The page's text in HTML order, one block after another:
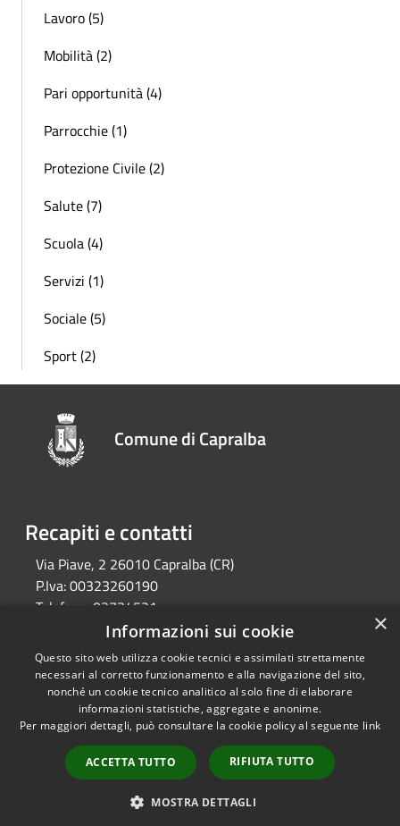
Lavoro (5)
Mobilità (2)
Pari opportunità (4)
Parrocchie (1)
Protezione Civile (2)
Salute (7)
Scuola (4)
Servizi (1)
Sociale (5)
Sport (2)
Comune di Capralba
Recapiti e contatti
Via Piave, 2 26010 Capralba (CR)
P.Iva:00323260190
Telefono: 03734521
segreteria@comune.capralba.cr.it
Pec:
pec@pec.comune.capralba.cr.it
Accessibilità
Copyright © 2026 • Comune di
Capralba • Powered by
Municipium•
Accesso
redazione
×
Informazioni sui cookie
Questo sito web utilizza cookie tecnici e assimilati strettamente
necessari al corretto funzionamento e alla navigazione del sito,
nonché un cookie tecnico analitico al solo fine di elaborare
informazioni statistiche, aggregate e anonime.
Per maggiori dettagli, può consultare la cookie policy al seguente link
ACCETTA TUTTO RIFIUTA TUTTO
MOSTRA DETTAGLI